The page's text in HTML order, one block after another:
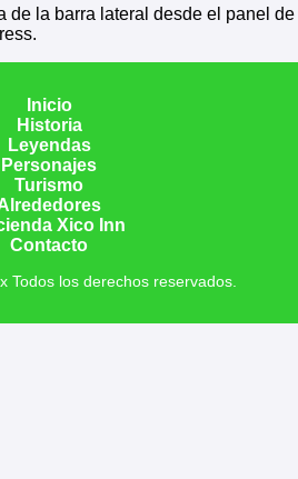
de la barra lateral desde el panel de
Inicio
Historia
Leyendas
Personajes
Turismo
Xico Inn
Contacto
Todos los derechos reservados.